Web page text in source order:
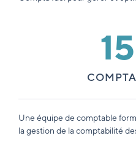
15
Une équipe de comptable
la gestion de la comptabilité